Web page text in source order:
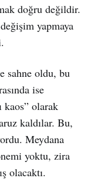
doğru değildir.
yapmaya
sahne oldu, bu
ise
kaos” olarak
kaldılar. Bu,
Meydana
yoktu, zira
olacaktı.